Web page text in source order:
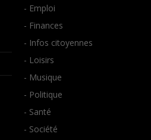
- Emploi
- Finances
- Infos citoyennes
- Loisirs
- Musique
- Politique
- Santé
- Société